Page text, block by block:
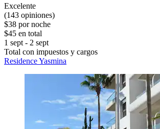
Excelente
(143 opiniones)
$38 por noche
$45 en total
1 sept - 2 sept
Total con impuestos y cargos
Residence Yasmina